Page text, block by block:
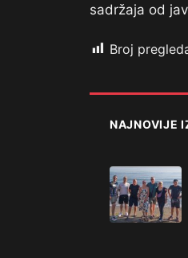
sadržaja od
Broj
NAJNOVIJE